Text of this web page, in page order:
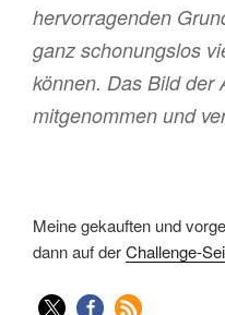
hervorragenden
ganz schonungslos
können. Das Bild der
mitgenommen und
Meine gekauften und
dann auf derChallenge-